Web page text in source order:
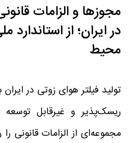
مجوزها و الزامات
در ایران؛ از
محیط
تولید فیلتر هوای زوتی در
ریسک‌پذیر و غیرقابل توسعه
مجموعه‌ای از الزامات قانونی